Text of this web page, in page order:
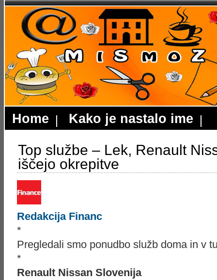
Home Kako je nastalo ime
Top službe – Lek, Renault
iščejo okrepitve
Redakcija Financ
*
Pregledali smo ponudbo služb doma in v
*
Renault Nissan Slovenija